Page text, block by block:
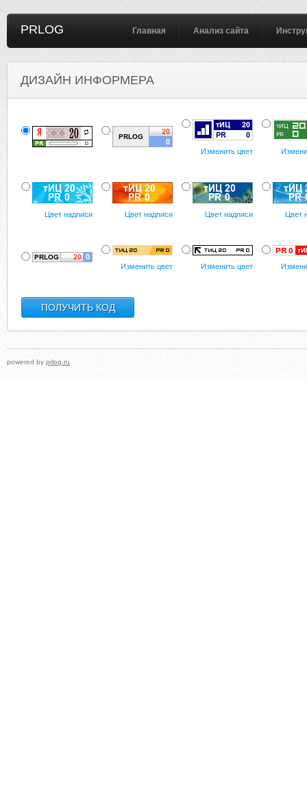
PRLOG Главная Анализ сайта
ДИЗАЙН ИНФОРМЕРА
Изменить цвет
Цвет надписи Цвет надписи Цвет надписи Цвет
Изменить цвет Изменить цвет
powered by prlog.ru